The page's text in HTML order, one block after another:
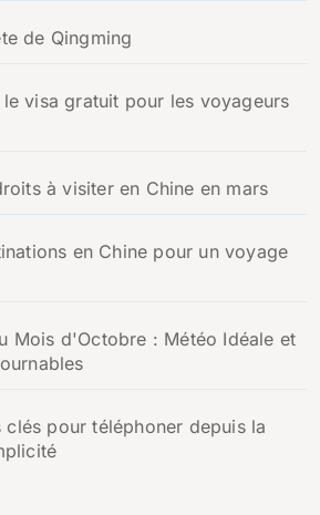
de Qingming
visa gratuit pour les voyageurs
à visiter en Chine en mars
en Chine pour un voyage
Mois d'Octobre : Météo Idéale et
pour téléphoner depuis la